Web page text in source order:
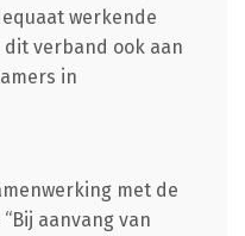
werkende
verband ook aan
in
met de
aanvang van